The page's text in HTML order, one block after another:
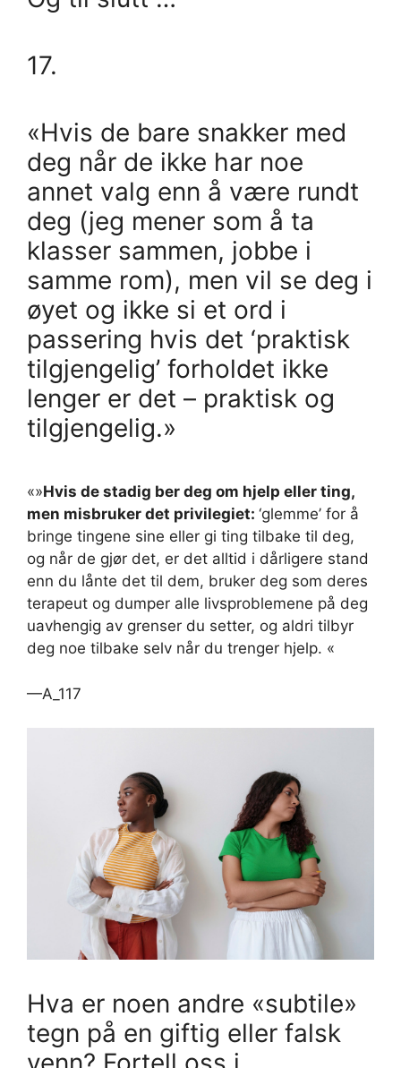
17.
«Hvis de bare snakker med
deg når de ikke har noe
annet valg enn å være rundt
deg (jeg mener som å ta
klasser sammen, jobbe i
samme rom), men vil se deg i
øyet og ikke si et ord i
passering hvis det ‘praktisk
tilgjengelig’ forholdet ikke
lenger er det – praktisk og
tilgjengelig.»
«»Hvis de stadig ber deg om hjelp eller ting,
men misbruker det privilegiet: ‘glemme’ for å
bringe tingene sine eller gi ting tilbake til deg,
og når de gjør det, er det alltid i dårligere stand
enn du lånte det til dem, bruker deg som deres
terapeut og dumper alle livsproblemene på deg
uavhengig av grenser du setter, og aldri tilbyr
deg noe tilbake selv når du trenger hjelp. «
—A_117
Hva er noen andre «subtile»
tegn på en giftig eller falsk